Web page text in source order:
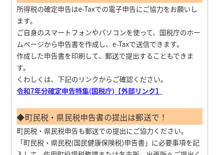
所得税の確定申告はe-Taxでの電子申告にご協力をお願いし
ます。
ご自身のスマートフォンやパソコンを使って、国税庁のホー
ムページから申告書を作成し、e-Taxで送信できます。
作成した申告書を印刷して、郵送で提出することもできま
す。
くわしくは、下記のリンクからご確認ください。
令和7年分確定申告特集(国税庁)【外部リンク】
◆町民税・県民税申告書の提出は郵送で！
町民税・県民税申告も郵送での提出にご協力ください。
「町民税・県民税(国民健康保険税)申告書」に必要事項を記